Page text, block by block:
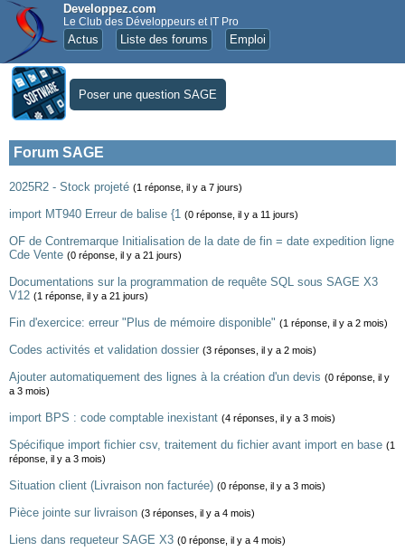
Developpez.com
Le Club des Développeurs et IT Pro
Actus Liste des forums Emploi
Poser une question SAGE
Forum SAGE
2025R2 - Stock projeté (1 réponse, il y a 7 jours)
import MT940 Erreur de balise {1 (0 réponse, il y a 11 jours)
OF de Contremarque Initialisation de la date de fin = date expedition ligne
Cde Vente (0 réponse, il y a 21 jours)
Documentations sur la programmation de requête SQL sous SAGE X3
V12 (1 réponse, il y a 21 jours)
Fin d'exercice: erreur "Plus de mémoire disponible" (1 réponse, il y a 2 mois)
Codes activités et validation dossier (3 réponses, il y a 2 mois)
Ajouter automatiquement des lignes à la création d'un devis (0 réponse, il y
a 3 mois)
import BPS : code comptable inexistant (4 réponses, il y a 3 mois)
Spécifique import fichier csv, traitement du fichier avant import en base (1
réponse, il y a 3 mois)
Situation client (Livraison non facturée) (0 réponse, il y a 3 mois)
Pièce jointe sur livraison (3 réponses, il y a 4 mois)
Liens dans requeteur SAGE X3 (0 réponse, il y a 4 mois)